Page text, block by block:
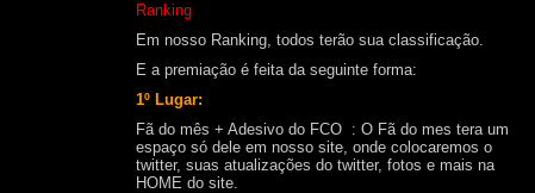
Ranking
Em nosso Ranking, todos terão sua classificação.
E a premiação é feita da seguinte forma:
1º Lugar:
Fã do mês + Adesivo do FCO : O Fã do mes tera um
espaço só dele em nosso site, onde colocaremos o
twitter, suas atualizações do twitter, fotos e mais na
HOME do site.